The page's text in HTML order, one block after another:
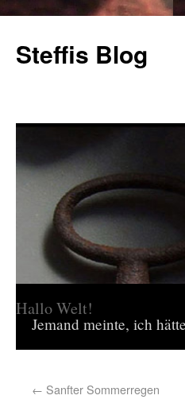
Steffis Blog
Hallo Welt!
Jemand meinte, ich
← Sanfter Sommerregen